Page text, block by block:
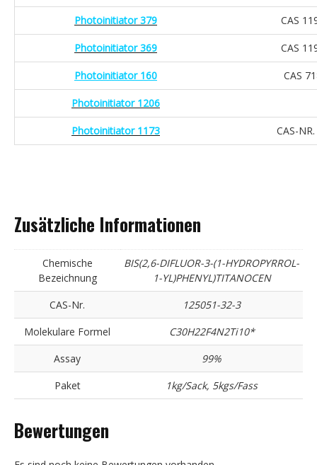
Photoinitiator 379 CAS
Photoinitiator 369 CAS
Photoinitiator 160 CAS
Photoinitiator 1206
Photoinitiator 1173 CAS-
Zusätzliche Informationen
Chemische
Bezeichnung
BIS(2,6-DIFLUOR-3-(1-HYDROPYRROL-
1-YL)PHENYL)TITANOCEN
CAS-Nr.
125051-32-3
Molekulare Formel
C30H22F4N2Ti10*
Assay
99%
Paket
1kg/Sack, 5kgs/Fass
Bewertungen